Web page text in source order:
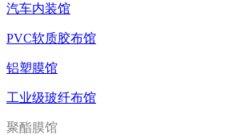
汽车内装馆
PVC软质胶布馆
铝塑膜馆
工业级玻纤布馆
聚酯膜馆